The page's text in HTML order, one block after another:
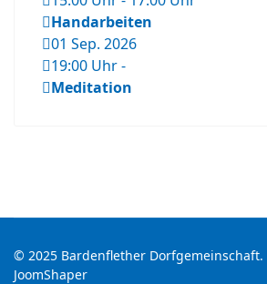
Handarbeiten
01 Sep. 2026
19:00 Uhr-
Meditation
© 2025 Bardenflether Dorfgemeinschaft.
JoomShaper